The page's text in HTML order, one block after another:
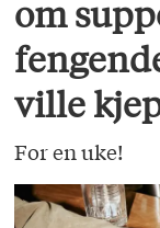
om
ville
For en uke!